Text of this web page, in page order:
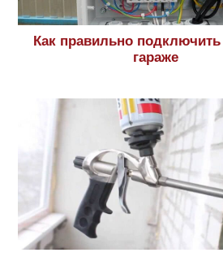
Как правильно
гараже